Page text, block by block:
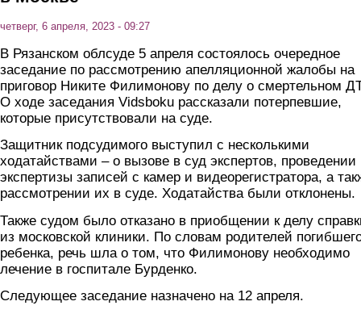
четверг, 6 апреля, 2023 - 09:27
В Рязанском облсуде 5 апреля состоялось очередное
заседание по рассмотрению апелляционной жалобы на
приговор Никите Филимонову по делу о смертельном
О ходе заседания Vidsboku рассказали потерпевшие,
которые присутствовали на суде.
Защитник подсудимого выступил с несколькими
ходатайствами – о вызове в суд экспертов, проведении
экспертизы записей с камер и видеорегистратора, а
рассмотрении их в суде. Ходатайства были отклонены.
Также судом было отказано в приобщении к делу
из московской клиники. По словам родителей
ребенка, речь шла о том, что Филимонову необходимо
лечение в госпитале Бурденко.
Следующее заседание назначено на 12 апреля.